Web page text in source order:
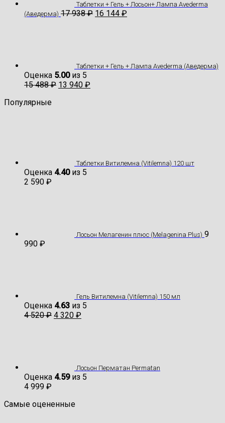
Таблетки + Гель + Лосьон+ Лампа Avederma
(Аведерма) 17 938₽ 16 144 ₽
Таблетки + Гель + Лампа Avederma (Аведерма)
Оценка 5.00из 5
15 488₽ 13 940 ₽
Популярные
Таблетки Витилемна (Vitilemna) 120 шт
Оценка 4.40из 5
2 590 ₽
Лосьон Мелагенин плюс (Melagenina Plus) 9
990 ₽
Гель Витилемна (Vitilemna) 150 мл
Оценка 4.63 из 5
4 520₽ 4 320 ₽
Лосьон Перматан Permatan
Оценка 4.59из 5
4 999 ₽
Самые оцененные